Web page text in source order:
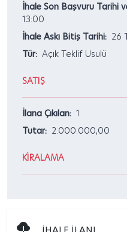
İhale Son Başvuru Tarihi
13:00
İhale Askı Bitiş Tarihi: 26
Tür: Açık Teklif Usulü
SATIŞ
İlana Çıkılan: 1
Tutar: 2.000.000,00
KİRALAMA